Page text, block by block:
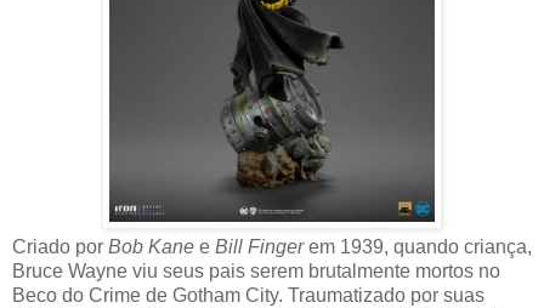
Criado por Bob Kane e Bill Fingerem 1939, quando criança,
Bruce Wayne viu seus pais serem brutalmente mortos no
Beco do Crime de Gotham City. Traumatizado por suas